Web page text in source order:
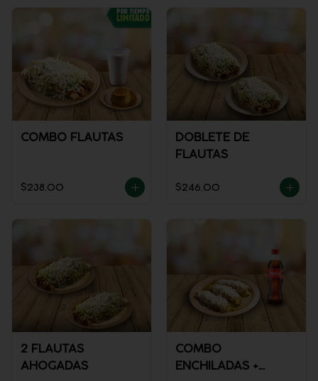
COMBO FLAUTAS
$238.00
DOBLETE DE
FLAUTAS
$246.00
2 FLAUTAS
AHOGADAS
COMBO
ENCHILADAS +